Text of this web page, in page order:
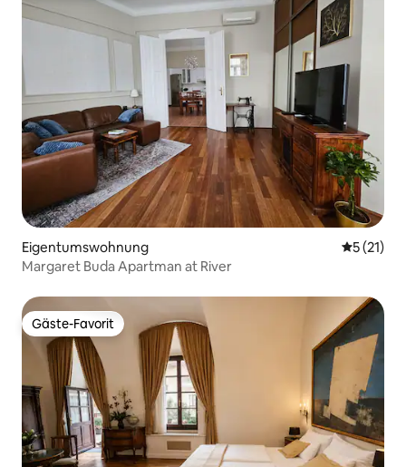
Eigentumswohnung
5 (21)
Margaret Buda Apartman at River
Gäste-Favorit
Gäste-Favorit